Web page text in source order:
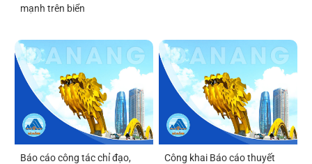
mạnh trên biển
Báo cáo công tác chỉ đạo,
Công khai Báo cáo thuyết